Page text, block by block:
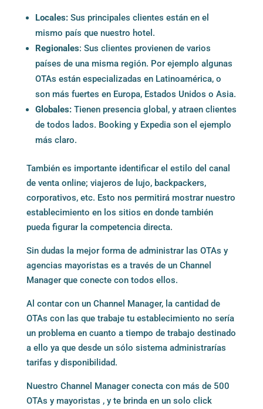
Locales:Sus principales clientes están en el
mismo país que nuestro hotel.
Regionales: Sus clientes provienen de varios
países de una misma región. Por ejemplo algunas
OTAs están especializadas en Latinoamérica, o
son más fuertes en Europa, Estados Unidos o Asia.
Globales:Tienen presencia global, y atraen clientes
de todos lados. Booking y Expedia son el ejemplo
más claro.
También es importante identificar el estilo del canal
de venta online; viajeros de lujo, backpackers,
corporativos, etc. Esto nos permitirá mostrar nuestro
establecimiento en los sitios en donde también
pueda figurar la competencia directa.
Sin dudas la mejor forma de administrar las OTAs y
agencias mayoristas es a través de un Channel
Manager que conecte con todos ellos.
Al contar con un Channel Manager, la cantidad de
OTAs con las que trabaje tu establecimiento no sería
un problema en cuanto a tiempo de trabajo destinado
a ello ya que desde un sólo sistema administrarías
tarifas y disponibilidad.
Nuestro Channel Manager conecta con más de 500
OTAs y mayoristas , y te brinda en un solo click